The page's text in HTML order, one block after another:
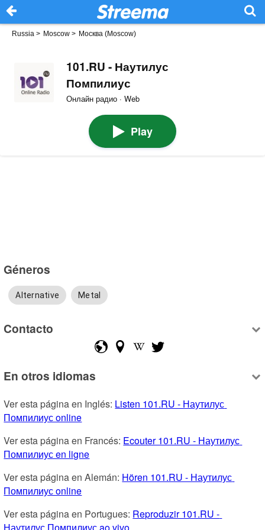
Russia > Moscow > Москва (Moscow)
101.RU - Наутилус
Помпилиус
Онлайн радио · Web
Play
Géneros
Alternative Metal
Contacto
En otros idiomas
Ver esta página en Inglés: Listen 101.RU - Наутилус
Помпилиус online
Ver esta página en Francés: Ecouter 101.RU - Наутилус
Помпилиус en ligne
Ver esta página en Alemán: Hören 101.RU - Наутилус
Помпилиус online
Ver esta página en Portugues: Reproduzir 101.RU -
Наутилус Помпилиус ao vivo